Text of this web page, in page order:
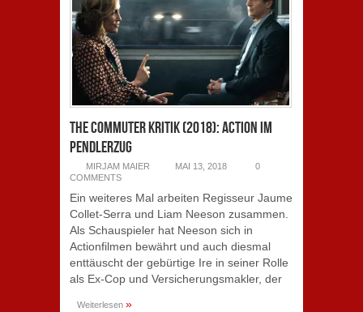
The Commuter Kritik (2018): Action im
Pendlerzug
MIRJAM MAIER MAI 13, 2018
0
COMMENTS
Ein weiteres Mal arbeiten Regisseur Jaume
Collet-Serra und Liam Neeson zusammen.
Als Schauspieler hat Neeson sich in
Actionfilmen bewährt und auch diesmal
enttäuscht der gebürtige Ire in seiner Rolle
als Ex-Cop und Versicherungsmakler, der
Weiterlesen »